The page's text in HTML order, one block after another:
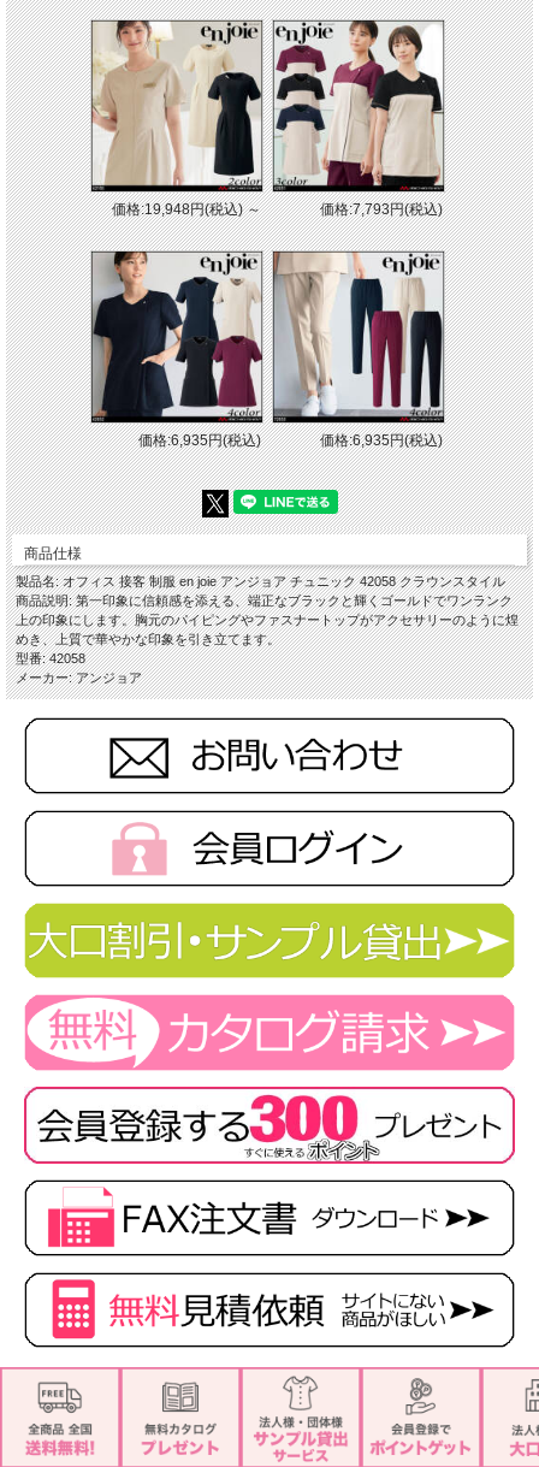
■素材
バスケットニット〈セオアルファ使用〉
ポリエステル100%
■特徴
・ホームクリーニング
・2WAYストレッチ
・両脇ポケット付
・高通気
・生地厚6
し
価格:19,948円(税込)～ 価格:7,793円(税込)
価格:6,935円(税込) 価格:6,935円(税込)
商品仕様
製品名: オフィス 接客 制服 en joie アンジョア チュニック 42058 クラウンスタイル
商品説明: 第一印象に信頼感を添える、端正なブラックと輝くゴールドでワンランク
上の印象にします。胸元のパイピングやファスナートップがアクセサリーのように煌
めき、上質で華やかな印象を引き立てます。
型番: 42058
メーカー: アンジョア